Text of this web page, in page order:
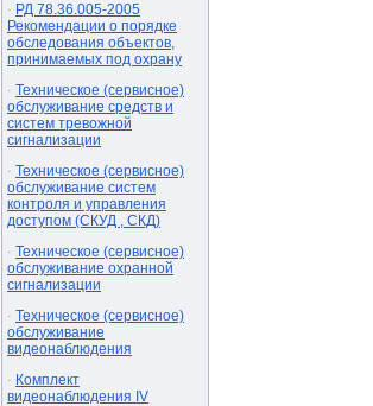
· РД 78.36.005-2005
Рекомендации о порядке
обследования объектов,
принимаемых под охрану
· Техническое (сервисное)
обслуживание средств и
систем тревожной
сигнализации
· Техническое (сервисное)
обслуживание систем
контроля и управления
доступом (СКУД , СКД)
· Техническое (сервисное)
обслуживание охранной
сигнализации
· Техническое (сервисное)
обслуживание
видеонаблюдения
· Комплект
видеонаблюдения IV